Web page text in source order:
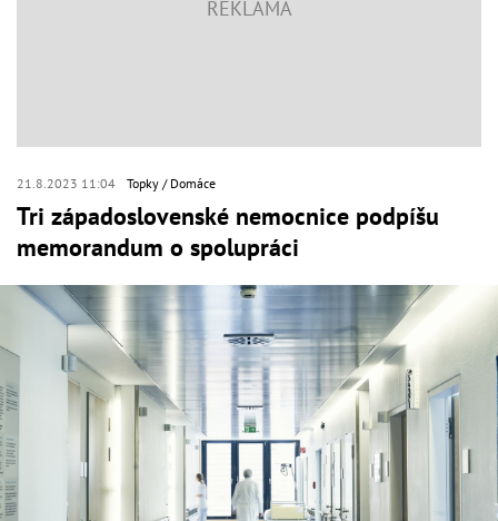
21.8.2023 11:04 Topky Domáce
Tri západoslovenské nemocnice podpíšu
memorandum o spolupráci